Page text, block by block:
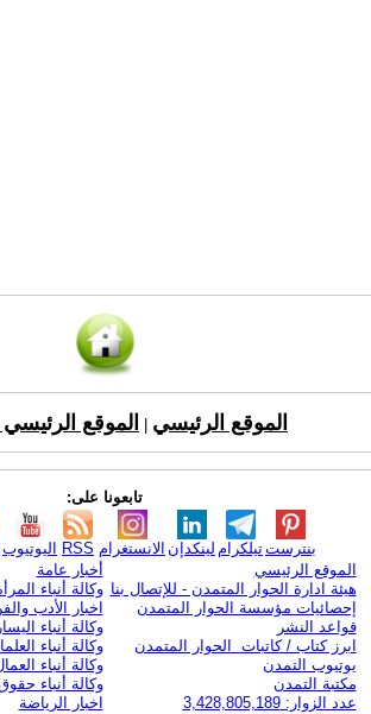
الموقع الرئيسي الموقع
تابعونا على:
اليوتيوب RSS الانستغرام لينكدإن تيلكرامبنترست
الموقع الرئيسي
هيئة ادارة الحوار المتمدن - للإتصال بنا
إحصائيات مؤسسة الحوار المتمدن
قواعد النشر
ابرز كتاب / كاتبات الحوار المتمدن
يوتيوب التمدن
مكتبة التمدن
عدد الزوار: 3,428,805,189
أخبار عامة
وكالة أنباء
اخبار الأدب
وكالة أنباء اليسار
وكالة أنباء
وكالة أنباء
وكالة أنباء
اخبار الرياضة